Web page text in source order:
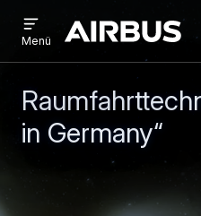
Airbus
menu
Menü
in Germany“